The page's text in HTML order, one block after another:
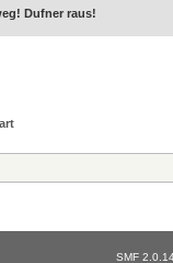
Dufner raus!
SMF